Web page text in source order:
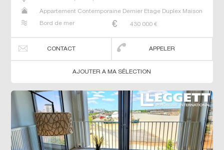
Appartement Contemporaine Dernier Etage Duplex Maison
Bord de mer
430 000 €
CONTACT APPELER
AJOUTER A MA SÉLECTION